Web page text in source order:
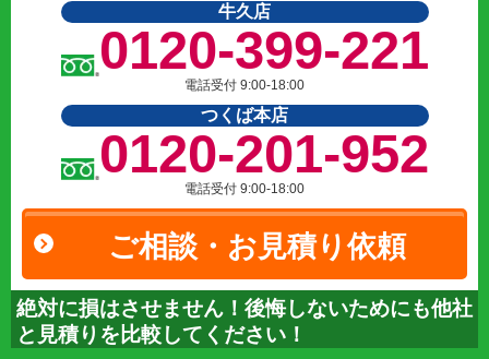
牛久店
0120-399-221
電話受付 9:00-18:00
つくば本店
0120-201-952
電話受付 9:00-18:00
ご相談・お見積り依頼
絶対に損はさせません！後悔しないためにも他社
と見積りを比較してください！